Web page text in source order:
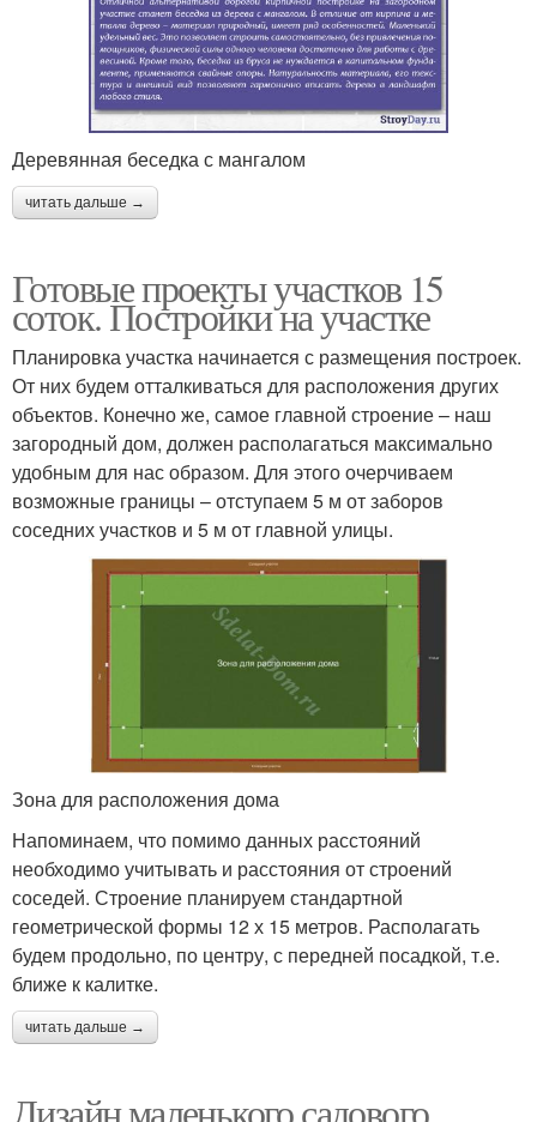
Деревянная беседка с мангалом
читать дальше →
Готовые проекты участков 15
соток. Постройки на участке
Планировка участка начинается с размещения построек.
От них будем отталкиваться для расположения других
объектов. Конечно же, самое главной строение – наш
загородный дом, должен располагаться максимально
удобным для нас образом. Для этого очерчиваем
возможные границы – отступаем 5 м от заборов
соседних участков и 5 м от главной улицы.
Зона для расположения дома
Напоминаем, что помимо данных расстояний
необходимо учитывать и расстояния от строений
соседей. Строение планируем стандартной
геометрической формы 12 х 15 метров. Располагать
будем продольно, по центру, с передней посадкой, т.е.
ближе к калитке.
читать дальше →
Дизайн маленького садового